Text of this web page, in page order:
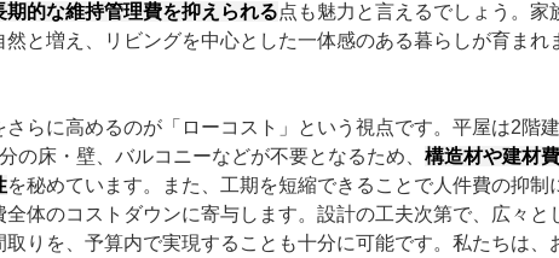
期的な維持管理費を抑えられる点も魅力と言えるでしょう。家
と増え、リビングを中心とした一体感のある暮らしが育まれ
らに高めるのが「ローコスト」という視点です。平屋は2階
の床・壁、バルコニーなどが不要となるため、 構造材や建材
を秘めています。また、工期を短縮できることで人件費の抑制
体のコストダウンに寄与します。設計の工夫次第で、広々と
りを、予算内で実現することも十分に可能です。私たちは、